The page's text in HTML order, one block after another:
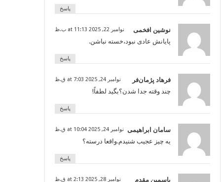
پاسخ
نوشین افخمی نوامبر 22, 2025 at 11:13 ب.ظ
پایانش عادی نبود،خسته نباشن.
پاسخ
فرهاد پژمان‌فر نوامبر 24, 2025 at 7:03 ق.ظ
چند وقته جدا شدن؟بگید لطفاً!
پاسخ
سامان ابراهیمی نوامبر 24, 2025 at 10:04 ق.ظ
یه چیز عجیب شنیدم.واقعا درسته؟
پاسخ
یاسمین مقدم نوامبر 28, 2025 at 2:13 ق.ظ